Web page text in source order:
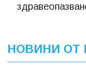
НОВИНИ ОТ